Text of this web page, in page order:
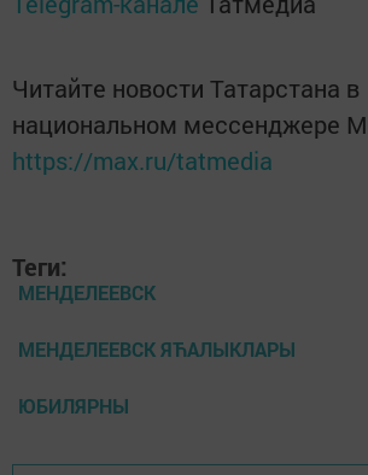
Читайте новости Татарстана в
национальном мессенджере
https://max.ru/tatmedia
Теги:
МЕНДЕЛЕЕВСК
МЕНДЕЛЕЕВСК ЯЋАЛЫКЛАРЫ
ЮБИЛЯРНЫ